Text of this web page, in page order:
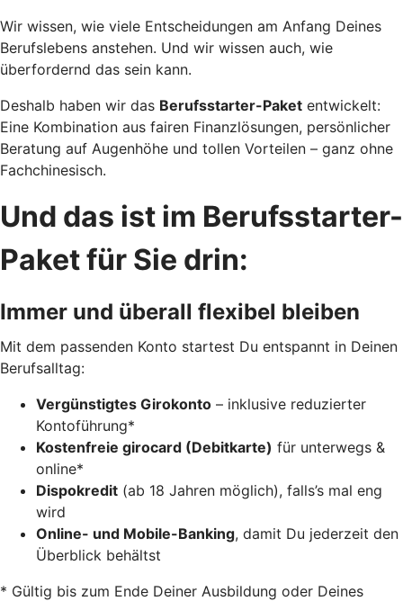
Wir wissen, wie viele Entscheidungen am Anfang Deines
Berufslebens anstehen. Und wir wissen auch, wie
überfordernd das sein kann.
Deshalb haben wir das Berufsstarter-Paket entwickelt:
Eine Kombination aus fairen Finanzlösungen, persönlicher
Beratung auf Augenhöhe und tollen Vorteilen – ganz ohne
Fachchinesisch.
Und das ist im Berufsstarter-
Paket für Sie drin:
Immer und überall flexibel bleiben
Mit dem passenden Konto startest Du entspannt in Deinen
Berufsalltag:
Vergünstigtes Girokonto – inklusive reduzierter
Kontoführung*
Kostenfreie girocard (Debitkarte) für unterwegs &
online*
Dispokredit (ab 18 Jahren möglich), falls’s mal eng
wird
Online- und Mobile-Banking, damit Du jederzeit den
Überblick behältst
* Gültig bis zum Ende Deiner Ausbildung oder Deines